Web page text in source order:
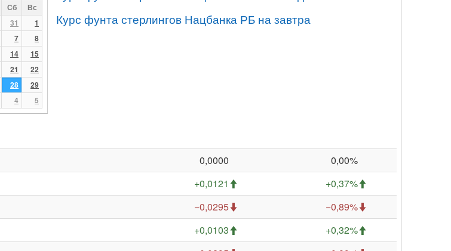
Сб
Вс
31
1
7
8
14
15
21
22
28
29
4 5
Курс фунта стерлингов Нацбанка РБ на завтра
0,0000
0,00%
+0,0121
+0,37%
−0,0295
−0,89%
+0,0103
+0,32%